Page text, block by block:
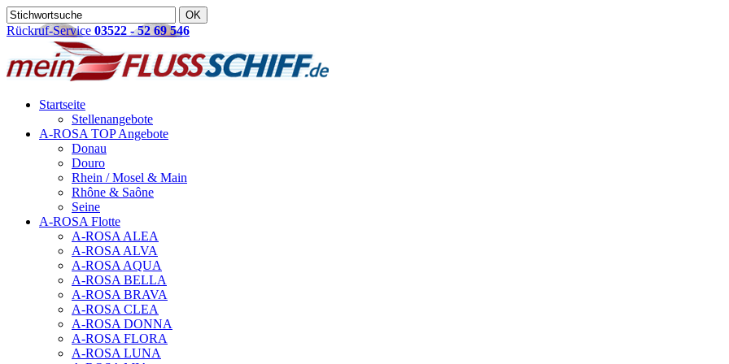
Rückruf-Service 03522 - 52 69 546
Startseite
Stellenangebote
A-ROSA TOP Angebote
Donau
Douro
Rhein / Mosel & Main
Rhône & Saône
Seine
A-ROSA Flotte
A-ROSA ALEA
A-ROSA ALVA
A-ROSA AQUA
A-ROSA BELLA
A-ROSA BRAVA
A-ROSA CLEA
A-ROSA DONNA
A-ROSA FLORA
A-ROSA LUNA